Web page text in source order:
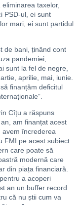
taxelor,
PSD-ul, ei sunt
mari, ei sunt partidul
de bani, ținând cont
pandemiei,
sunt la fel de negre,
aprilie, mai, iunie.
finanțăm deficitul
Cîțu a răspuns
am finanțat acest
avem încrederea
FMI pe acest subiect
care poate să
modernă care
din piața financiară.
a acoperi
an un buffer record
că nu știi cum va